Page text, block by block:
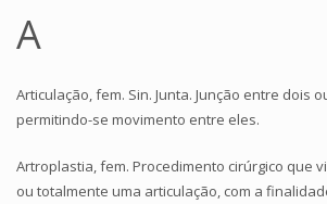
A
Articulação, fem. Sin. Junta. Junção entre dois
permitindo-se movimento entre eles.
Artroplastia, fem. Procedimento cirúrgico que
ou totalmente uma articulação, com a